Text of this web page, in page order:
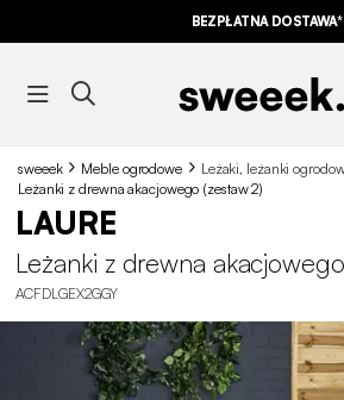
BEZPŁATNA DOSTAWA*
sweeek Meble ogrodowe
Leżaki, leżanki
Leżanki z drewna akacjowego (zestaw 2)
LAURE
Leżanki z drewna
ACFDLGEX2GGY